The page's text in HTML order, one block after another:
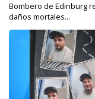
Bombero de Edinburg
daños mortales...